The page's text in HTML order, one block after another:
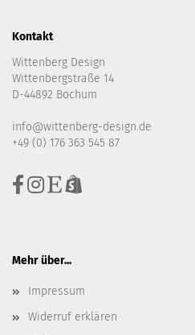
Kontakt
Wittenberg Design
Wittenbergstraße 14
D-44892 Bochum
info@wittenberg-design.de
+49 (0) 176 363 545 87
Mehr über...
Impressum
Widerruf erklären